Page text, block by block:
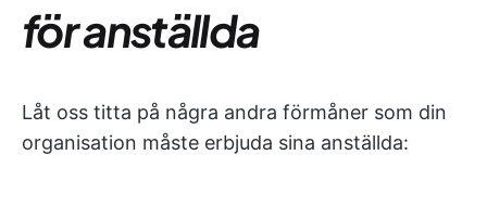
för anställda
Låt oss titta på några andra förmåner som din
organisation måste erbjuda sina anställda: